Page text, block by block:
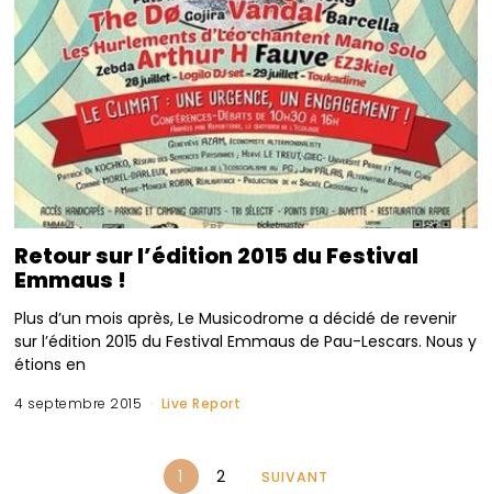
Retour sur l’édition 2015 du Festival
Emmaus !
Plus d’un mois après, Le Musicodrome a décidé de revenir
sur l’édition 2015 du Festival Emmaus de Pau-Lescars. Nous y
étions en
4 septembre 2015 Live Report
1 2 SUIVANT